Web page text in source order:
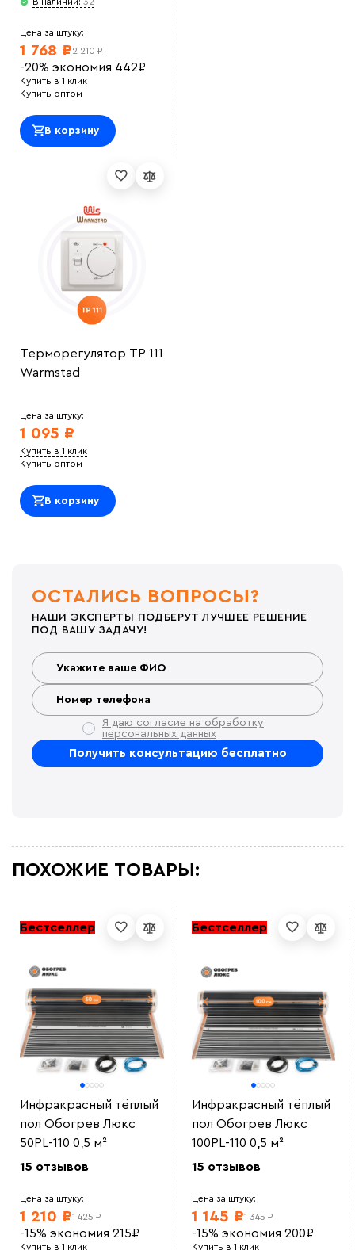
Цена за штуку:
2 210 ₽
1 768 ₽
-20% экономия 442₽
Купить в 1 клик
Купить оптом
В корзину
Терморегулятор ТР 111
Warmstad
Цена за штуку:
1 095 ₽
Купить в 1 клик
Купить оптом
В корзину
ОСТАЛИСЬ ВОПРОСЫ?
НАШИ ЭКСПЕРТЫ ПОДБЕРУТ ЛУЧШЕЕ РЕШЕНИЕ
ПОД ВАШУ ЗАДАЧУ!
Я даю согласие на обработку
персональных данных
ПОХОЖИЕ ТОВАРЫ:
Бестселлер
Инфракрасный тёплый
пол Обогрев Люкс
50PL-110 0,5 м²
15 отзывов
Цена за штуку:
1 425 ₽
1 210 ₽
-15% экономия 215₽
Купить в 1 клик
Бестселлер
Инфракрасный тёплый
пол Обогрев Люкс
100PL-110 0,5 м²
15 отзывов
Цена за штуку:
1 345 ₽
1 145 ₽
-15% экономия 200₽
Купить в 1 клик